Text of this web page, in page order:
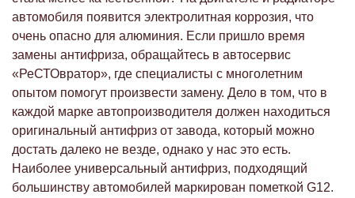
автомобиля появится электролитная коррозия, что
очень опасно для алюминия. Если пришло время
замены антифриза, обращайтесь в автосервис
«РеСТОвратор», где специалисты с многолетним
опытом помогут произвести замену. Дело в том, что в
каждой марке автопроизводителя должен находиться
оригинальный антифриз от завода, который можно
достать далеко не везде, однако у нас это есть.
Наиболее универсальный антифриз, подходящий
большинству автомобилей маркирован пометкой G12.